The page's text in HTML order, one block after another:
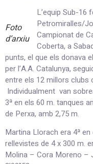
Foto
d’arxiu
L’equip Sub-16
Petromiralles/
Campionat de
Coberta, a
punts, el que els donava
per l’A.A. Catalunya,
entre els 12 millors clubs
Individualment van
3ª en els 60 m. tanques
de Perxa, amb 2,75 m.
Martina Llorach era 4ª en
rellevistes de 4 x 300 m.
Molina – Cora Moreno –